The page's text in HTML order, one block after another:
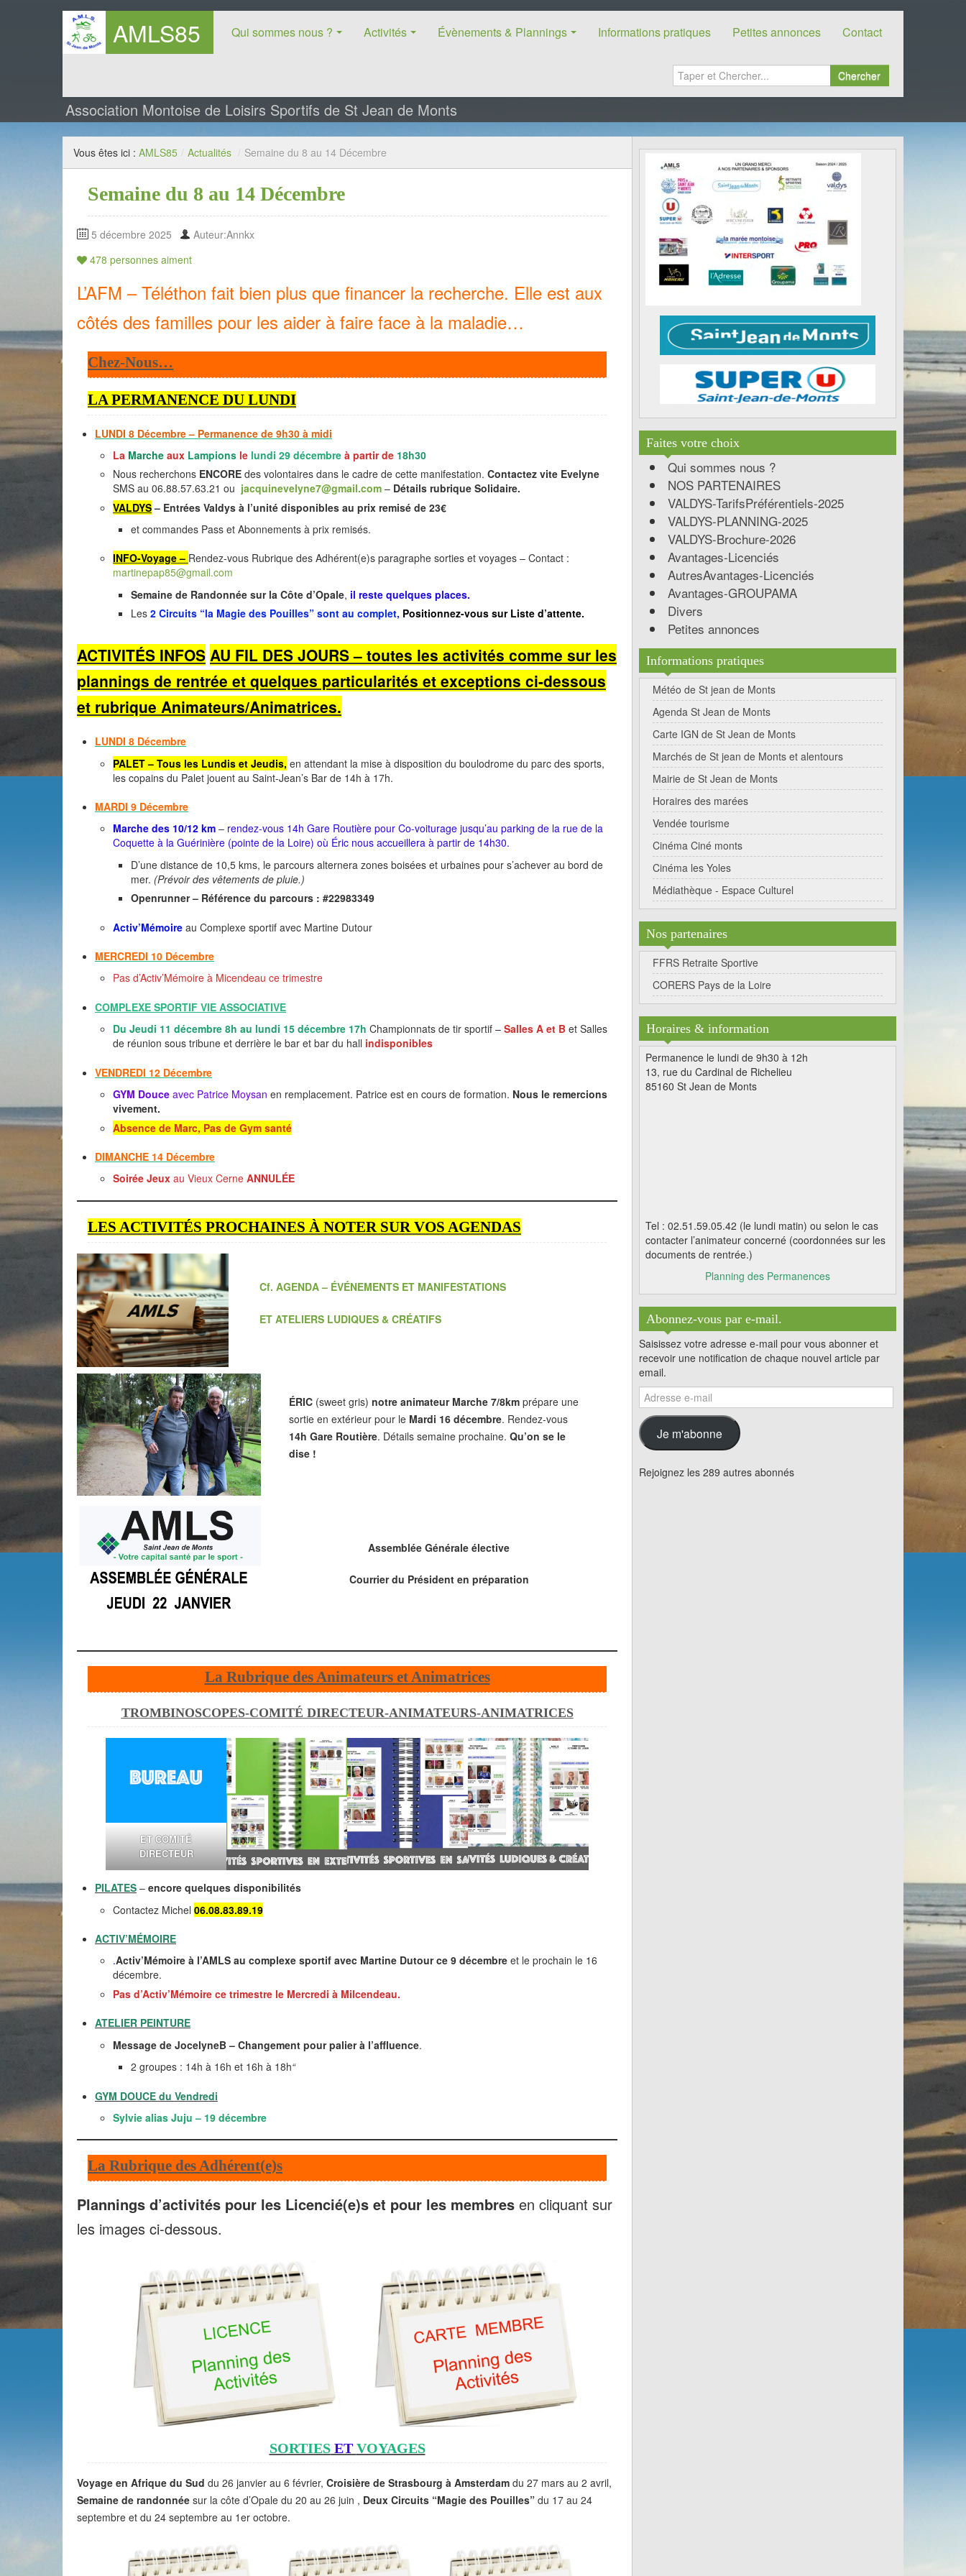
AMLS85 Qui sommes nous ? Activités Évènements & Plannings Informations pratiques Petites annonces Contact
Chercher
Association Montoise de Loisirs Sportifs de St Jean de Monts
Vous êtes ici : AMLS85 / Actualités / Semaine du 8 au 14 Décembre
Semaine du 8 au 14 Décembre
5 décembre 2025
Auteur:Annkx
478 personnes aiment
L’AFM – Téléthon fait bien plus que financer la recherche. Elle est aux
côtés des familles pour les aider à faire face à la maladie…
Chez-Nous…
LA PERMANENCE DU LUNDI
LUNDI 8 Décembre – Permanence de 9h30 à midi
La Marche aux Lampions le lundi 29 décembre à partir de 18h30
Nous recherchons ENCORE des volontaires dans le cadre de cette manifestation. Contactez vite Evelyne
SMS au 06.88.57.63.21 ou jacquinevelyne7@gmail.com – Détails rubrique Solidaire.
VALDYS– Entrées Valdys à l’unité disponibles au prix remisé de 23€
et commandes Pass et Abonnements à prix remisés.
INFO-Voyage – Rendez-vous Rubrique des Adhérent(e)s paragraphe sorties et voyages – Contact :
martinepap85@gmail.com
Semaine de Randonnée sur la Côte d’Opale, il reste quelques places.
Les 2 Circuits “la Magie des Pouilles” sont au complet, Positionnez-vous sur Liste d’attente.
ACTIVITÉS INFOS AU FIL DES JOURS – toutes les activités comme sur les
plannings de rentrée et quelques particularités et exceptions ci-dessous
et rubrique Animateurs/Animatrices.
LUNDI 8 Décembre
PALET – Tous les Lundis et Jeudis, en attendant la mise à disposition du boulodrome du parc des sports,
les copains du Palet jouent au Saint-Jean’s Bar de 14h à 17h.
MARDI 9 Décembre
Marche des 10/12 km – rendez-vous 14h Gare Routière pour Co-voiturage jusqu’au parking de la rue de la
Coquette à la Guérinière (pointe de la Loire) où Éric nous accueillera à partir de 14h30.
D’une distance de 10,5 kms, le parcours alternera zones boisées et urbaines pour s’achever au bord de
mer. (Prévoir des vêtements de pluie.)
Openrunner – Référence du parcours : #22983349
Activ’Mémoire au Complexe sportif avec Martine Dutour
MERCREDI 10 Décembre
Pas d’Activ’Mémoire à Micendeau ce trimestre
COMPLEXE SPORTIF VIE ASSOCIATIVE
Du Jeudi 11 décembre 8h au lundi 15 décembre 17h Championnats de tir sportif – Salles A et B et Salles
de réunion sous tribune et derrière le bar et bar du hall indisponibles
VENDREDI 12 Décembre
GYM Douce avec Patrice Moysan en remplacement. Patrice est en cours de formation. Nous le remercions
vivement.
Absence de Marc, Pas de Gym santé
DIMANCHE 14 Décembre
Soirée Jeux au Vieux Cerne ANNULÉE
LES ACTIVITÉS PROCHAINES À NOTER SUR VOS AGENDAS
Cf. AGENDA – ÉVÉNEMENTS ET MANIFESTATIONS
ET ATELIERS LUDIQUES & CRÉATIFS
ÉRIC (sweet gris) notre animateur Marche 7/8kmprépare une
sortie en extérieur pour le Mardi 16 décembre. Rendez-vous
14h Gare Routière. Détails semaine prochaine.Qu’on se le
dise !
Assemblée Générale élective
Courrier du Président en préparation
La Rubrique des Animateurs et Animatrices
TROMBINOSCOPES-COMITÉ DIRECTEUR-ANIMATEURS-ANIMATRICES
ET COMITÉ
DIRECTEUR
PILATES – encore quelques disponibilités
Contactez Michel ‭06.08.83.89.19
ACTIV’MÉMOIRE
.Activ’Mémoire à l’AMLS au complexe sportif avec Martine Dutour ce 9 décembre et le prochain le 16
décembre.
Pas d’Activ’Mémoire ce trimestre le Mercredi à Milcendeau.
ATELIER PEINTURE
Message de JocelyneB – Changement pour palier à l’affluence.
2 groupes : 14h à 16h et 16h à 18h“
GYM DOUCE du Vendredi
Sylvie alias Juju – 19 décembre
La Rubrique des Adhérent(e)s
Plannings d’activités pour les Licencié(e)s et pour les membres en cliquant sur
les images ci-dessous.
SORTIESET VOYAGES
Voyage en Afrique du Sud du 26 janvier au 6 février, Croisière de Strasbourg à Amsterdam du 27 mars au 2 avril,
Semaine de randonnée sur la côte d’Opale du 20 au 26 juin , Deux Circuits “Magie des Pouilles” du 17 au 24
septembre et du 24 septembre au 1er octobre.
Faites votre choix
Qui sommes nous ?
NOS PARTENAIRES
VALDYS-TarifsPréférentiels-2025
VALDYS-PLANNING-2025
VALDYS-Brochure-2026
Avantages-Licenciés
AutresAvantages-Licenciés
Avantages-GROUPAMA
Divers
Petites annonces
Informations pratiques
Météo de St jean de Monts
Agenda St Jean de Monts
Carte IGN de St Jean de Monts
Marchés de St jean de Monts et alentours
Mairie de St Jean de Monts
Horaires des marées
Vendée tourisme
Cinéma Ciné monts
Cinéma les Yoles
Médiathèque - Espace Culturel
Nos partenaires
FFRS Retraite Sportive
CORERS Pays de la Loire
Horaires & information
Permanence le lundi de 9h30 à 12h
13, rue du Cardinal de Richelieu
85160 St Jean de Monts
Tel : 02.51.59.05.42 (le lundi matin) ou selon le cas
contacter l’animateur concerné (coordonnées sur les
documents de rentrée.)
Planning des Permanences
Abonnez-vous par e-mail.
Saisissez votre adresse e-mail pour vous abonner et
recevoir une notification de chaque nouvel article par
email.
Adresse
e-
mail
Je m'abonne
Rejoignez les 289 autres abonnés